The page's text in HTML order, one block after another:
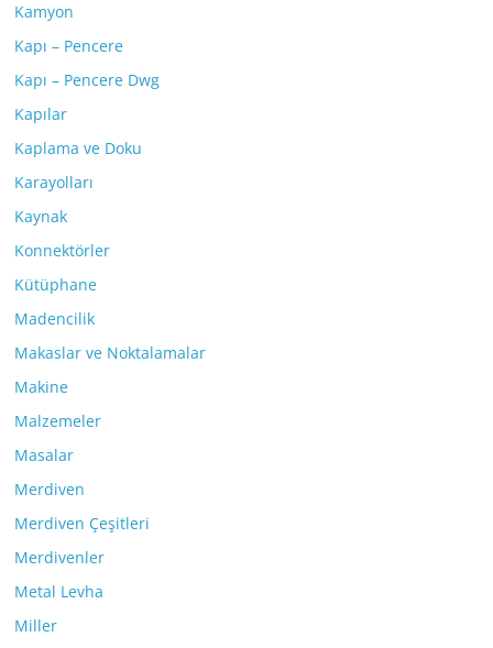
Kamyon
Kapı – Pencere
Kapı – Pencere Dwg
Kapılar
Kaplama ve Doku
Karayolları
Kaynak
Konnektörler
Kütüphane
Madencilik
Makaslar ve Noktalamalar
Makine
Malzemeler
Masalar
Merdiven
Merdiven Çeşitleri
Merdivenler
Metal Levha
Miller